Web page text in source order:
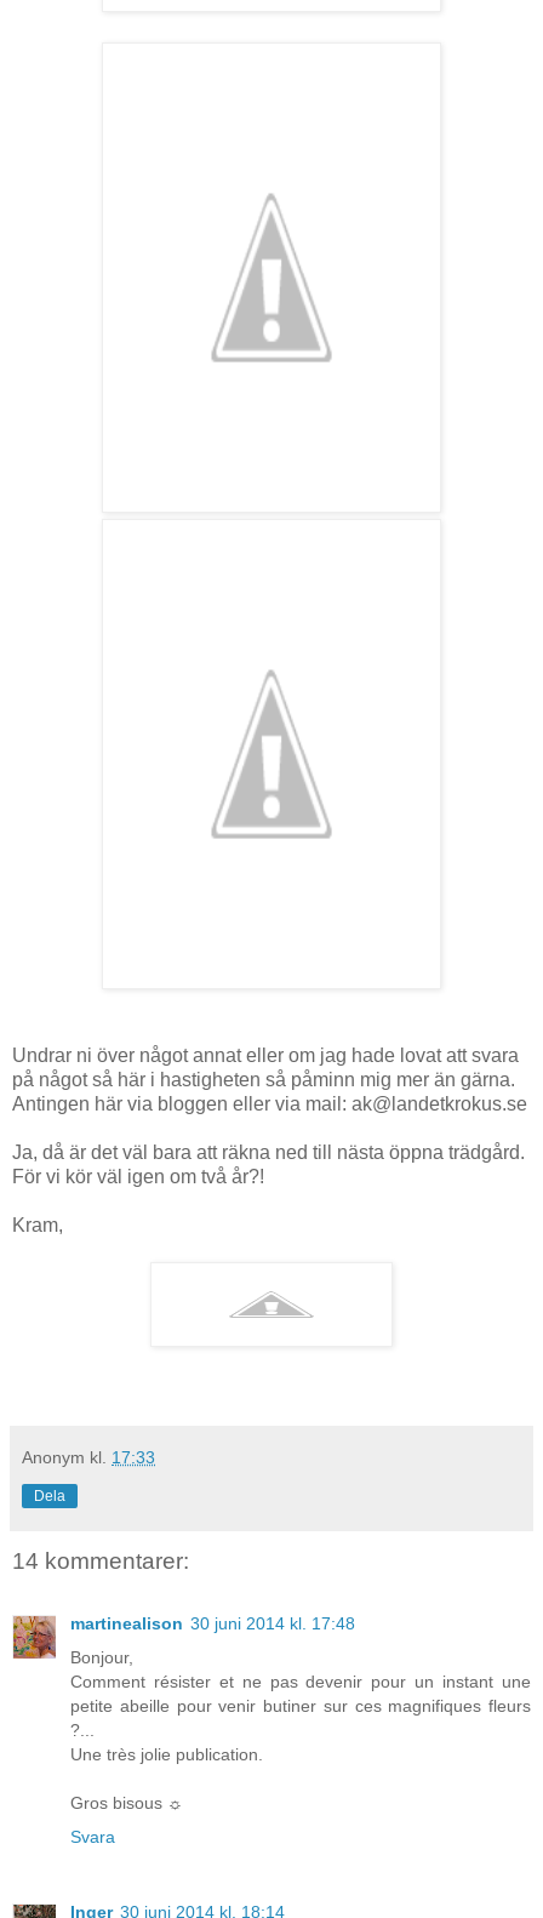
Undrar ni över något annat eller om jag hade lovat att svara
på något så här i hastigheten så påminn mig mer än gärna.
Antingen här via bloggen eller via mail: ak@landetkrokus.se
Ja, då är det väl bara att räkna ned till nästa öppna trädgård.
För vi kör väl igen om två år?!
Kram,
Anonym kl. 17:33
Dela
14 kommentarer:
martinealison 30 juni 2014 kl. 17:48
Bonjour,
Comment résister et ne pas devenir pour un instant une
petite abeille pour venir butiner sur ces magnifiques fleurs
?...
Une très jolie publication.
Gros bisous ☼
Svara
Inger 30 juni 2014 kl. 18:14